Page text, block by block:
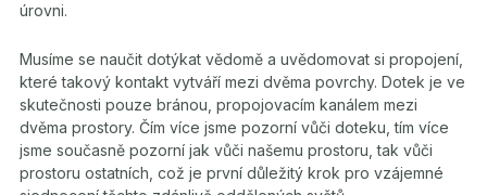
úrovni.
Musíme se naučit dotýkat vědomě a uvědomovat si propojení,
které takový kontakt vytváří mezi dvěma povrchy. Dotek je ve
skutečnosti pouze bránou, propojovacím kanálem mezi
dvěma prostory. Čím více jsme pozorní vůči doteku, tím více
jsme současně pozorní jak vůči našemu prostoru, tak vůči
prostoru ostatních, což je první důležitý krok pro vzájemné